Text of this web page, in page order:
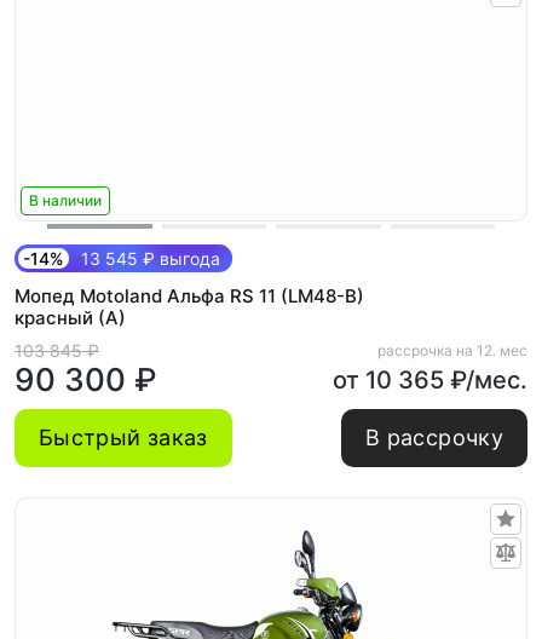
В наличии
-14% 13 545 ₽ выгода
Мопед Motoland Альфа RS 11 (LM48-B)
красный (А)
103 845 ₽
90 300 ₽
рассрочка на 12. мес
от 10 365 ₽/мес.
Быстрый заказ В рассрочку